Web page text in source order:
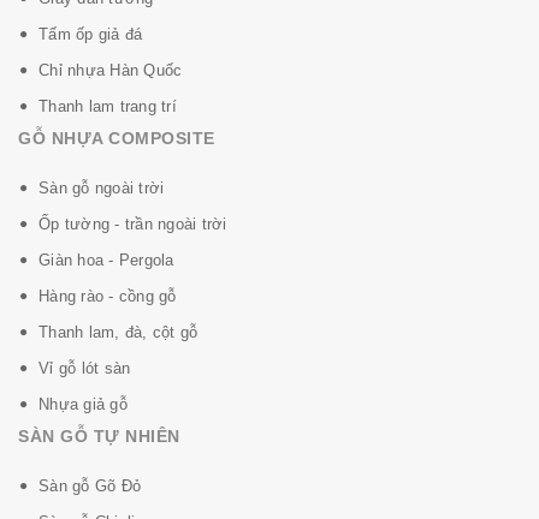
Tấm ốp giả đá
Chỉ nhựa Hàn Quốc
Thanh lam trang trí
GỖ NHỰA COMPOSITE
Sàn gỗ ngoài trời
Ốp tường - trần ngoài trời
Giàn hoa - Pergola
Hàng rào - cồng gỗ
Thanh lam, đà, cột gỗ
Vỉ gỗ lót sàn
Nhựa giả gỗ
SÀN GỖ TỰ NHIÊN
Sàn gỗ Gõ Đỏ